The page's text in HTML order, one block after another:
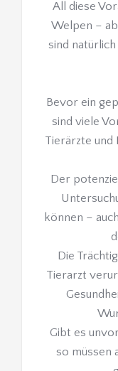
Welpen –
sind
Bevor ein
sind viele
Tierärzte und
Der
können –
Die
Tierarzt
Gibt es
so müssen